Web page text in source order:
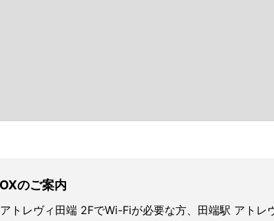
のご案内
トレヴィ田端 2FでWi-Fiが必要な方、田端駅 アトレ